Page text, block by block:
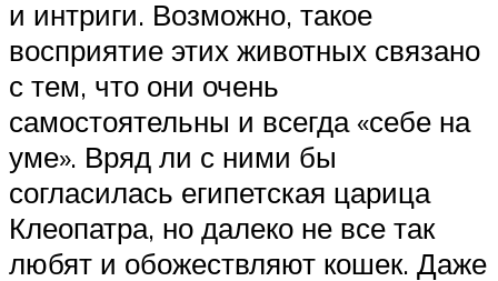
и интриги. Возможно, такое
восприятие этих животных связано
с тем, что они очень
самостоятельны и всегда «себе на
уме». Вряд ли с ними бы
согласилась египетская царица
Клеопатра, но далеко не все так
любят и обожествляют кошек. Даже